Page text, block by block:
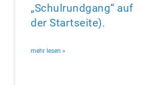
„Schulrundgang“ auf
der Startseite).
mehr lesen »